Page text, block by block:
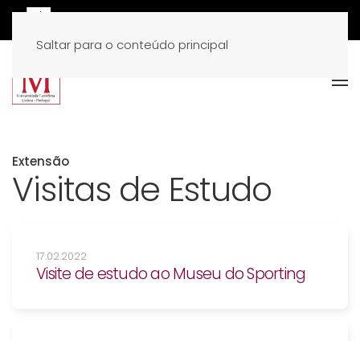
Saltar para o conteúdo principal
Extensão
Visitas de Estudo
17.02.2022
Visite de estudo ao Museu do Sporting